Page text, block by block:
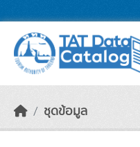
ชุดข้อมูล